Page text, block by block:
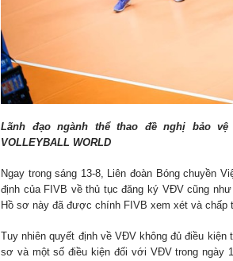
Lãnh đạo ngành thể thao đề nghị bảo
VOLLEYBALL WORLD
Ngay trong sáng 13-8, Liên đoàn Bóng chuyền
định của FIVB về thủ tục đăng ký VĐV cũng
Hồ sơ này đã được chính FIVB xem xét và chấp
Tuy nhiên quyết định về VĐV không đủ điều
sơ và một số điều kiện đối với VĐV trong ngày